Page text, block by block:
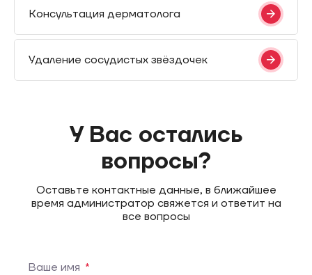
Консультация дерматолога
Удаление сосудистых звёздочек
У Вас остались
вопросы?
Оставьте контактные данные, в ближайшее
время администратор свяжется и ответит на
все вопросы
Ваше имя *